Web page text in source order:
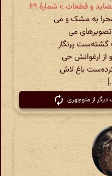
و قطعات » شمارهٔ ۶۹
به مشک و می
تصویرهای می
گشته‌ست پرنگار
از ارغوانش حی
باغ لاش